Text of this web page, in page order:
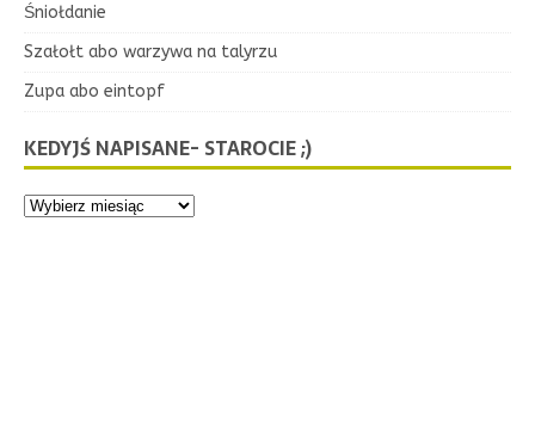
Śniołdanie
Szałołt abo warzywa na talyrzu
Zupa abo eintopf
KEDYJŚ NAPISANE- STAROCIE ;)